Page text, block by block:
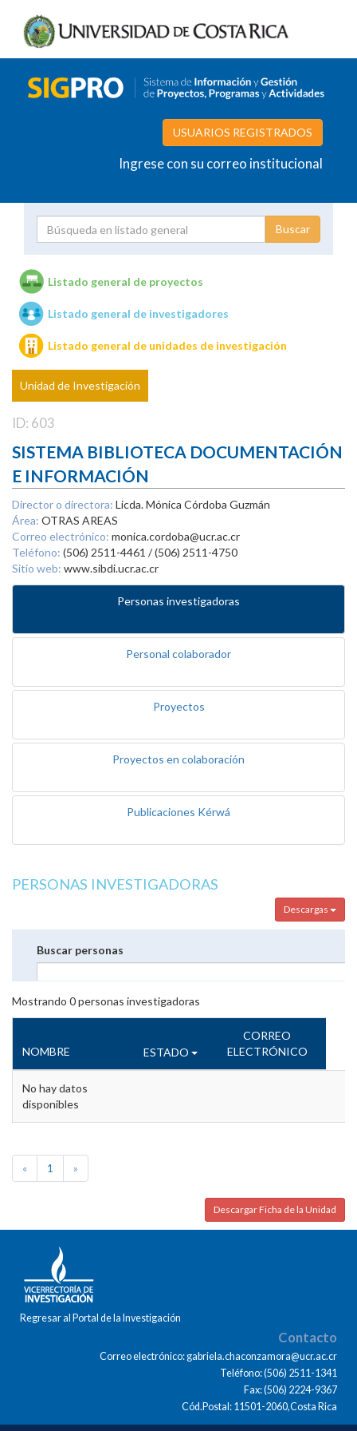
USUARIOS REGISTRADOS
Ingrese con su correo institucional
Unidades de investigación
Listado general de proyectos
Listado general de investigadores
Listado general de unidades de investigación
Unidad de Investigación
ID: 603
SISTEMA BIBLIOTECA DOCUMENTACIÓN
E INFORMACIÓN
Director o directora: Licda. Mónica Córdoba Guzmán
Área: OTRAS AREAS
Correo electrónico: monica.cordoba@ucr.ac.cr
Teléfono: (506) 2511-4461 / (506) 2511-4750
Sitio web: www.sibdi.ucr.ac.cr
Personas investigadoras
Personal colaborador
Proyectos
Proyectos en colaboración
Publicaciones Kérwá
PERSONAS INVESTIGADORAS
Descargas
Buscar personas
Mostrando 0personas investigadoras
NOMBRE ESTADO
CORREO
ELECTRÓNICO
No hay datos
disponibles
« 1 »
Descargar Ficha de la Unidad
Regresar al Portal de la Investigación
Contacto
Correo electrónico: gabriela.chaconzamora@ucr.ac.cr
Teléfono: (506) 2511-1341
Fax: (506) 2224-9367
Cód.Postal: 11501-2060,Costa Rica